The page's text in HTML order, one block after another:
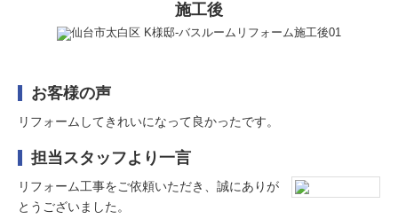
施工後
お客様の声
リフォームしてきれいになって良かったです。
担当スタッフより一言
リフォーム工事をご依頼いただき、誠にありが
とうございました。